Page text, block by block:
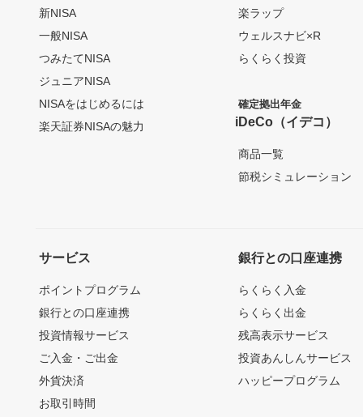
新NISA
一般NISA
つみたてNISA
ジュニアNISA
NISAをはじめるには
楽天証券NISAの魅力
楽ラップ
ウェルスナビ×R
らくらく投資
確定拠出年金
iDeCo（イデコ）
商品一覧
節税シミュレーション
サービス
ポイントプログラム
銀行との口座連携
投資情報サービス
ご入金・ご出金
外貨決済
お取引時間
銀行との口座連携
らくらく入金
らくらく出金
残高表示サービス
投資あんしんサービス
ハッピープログラム